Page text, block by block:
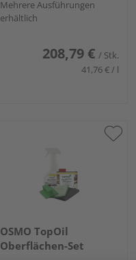
Mehrere Ausführungen
erhältlich
208,79 € / Stk.
41,76 € / l
OSMO TopOil
Oberflächen-Set